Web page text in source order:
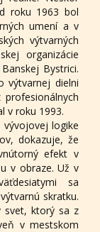
roku 1963 bol
umení a v
výtvarných
organizácie
Bystrici.
výtvarnej dielni
v roku 1993.
logike
dokazuje, že
efekt v
v obraze. Už v
sa
skratku.
svet, ktorý sa z
v mestskom